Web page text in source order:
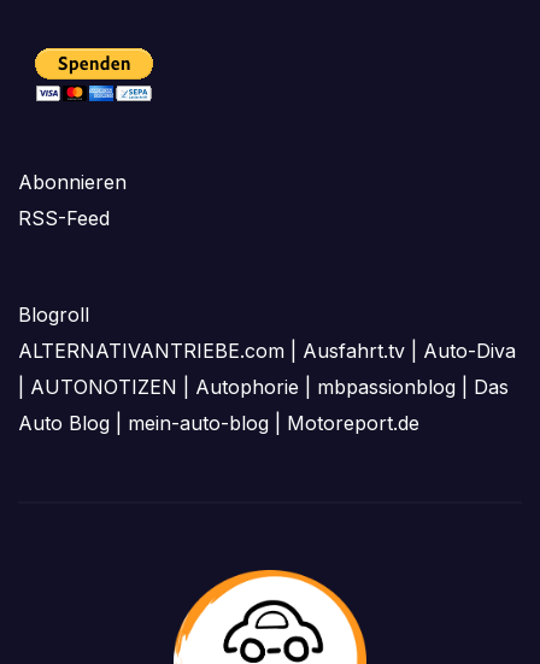
Abonnieren
RSS-Feed
Blogroll
ALTERNATIVANTRIEBE.com
Ausfahrt.tv
Auto-Diva
AUTONOTIZEN Autophorie mbpassionblog
Das
Auto Blog
mein-auto-blog Motoreport.de